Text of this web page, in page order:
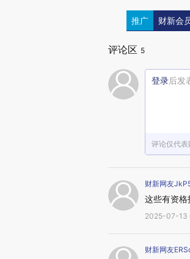
推广 财新会
评论区 5
登录后发
评论仅代
财新网友
这些有资
2025-07-13
财新网友